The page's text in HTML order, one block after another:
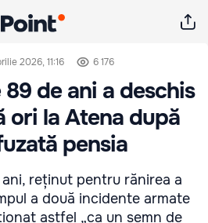
2026, 11:16 6 176
de ani a deschis
ori la Atena după
pensia
reținut pentru rănirea a
a două incidente armate
astfel „ca un semn de